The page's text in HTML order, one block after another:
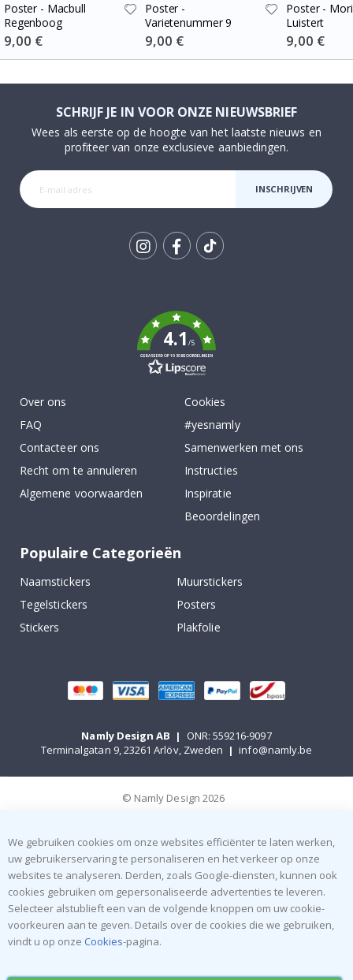
Poster - Macbull
Regenboog
Special
Price
9,00 €
Poster -
Varietenummer 9
Special
Price
9,00 €
Poster -
Luistert
Special
Price
9,00 €
SCHRIJF JE IN VOOR ONZE NIEUWSBRIEF
Wees als eerste op de hoogte van het laatste nieuws en
profiteer van onze exclusieve aanbiedingen.
INSCHRIJVEN
4.1/5
GEBASEERD OP 1030 BEOORDELINGEN
Over ons
FAQ
Contacteer ons
Recht om te annuleren
Algemene voorwaarden
Cookies
#yesnamly
Samenwerken met ons
Instructies
Inspiratie
Beoordelingen
Populaire Categorieën
Naamstickers
Muurstickers
Tegelstickers
Posters
Stickers
Plakfolie
Namly Design AB |
ONR: 559216-9097
Terminalgatan 9, 23261 Arlöv, Zweden | info@namly.be
© Namly Design 2026
We gebruiken cookies om onze websites efficiënter te laten werken,
uw gebruikerservaring te personaliseren en het verkeer op onze
websites te analyseren. Derden, zoals Google-diensten, kunnen ook
cookies gebruiken om gepersonaliseerde advertenties te leveren.
Selecteer alstublieft een van de volgende knoppen om uw cookie-
voorkeuren aan te geven. Details over de cookies die we gebruiken,
vindt u op onze Cookies-pagina.